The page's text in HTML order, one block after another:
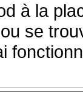
à la
se